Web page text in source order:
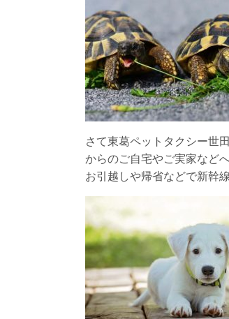
さて東葛ペットタクシー世
からのご自宅やご実家など
お引越しや帰省などで新幹